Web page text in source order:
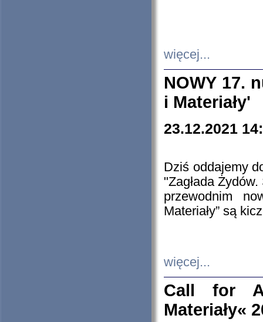
więcej...
NOWY 17.
i Materiały'
23.12.2021
Dziś oddajemy
"Zagłada
przewodnim
Materiały” są
więcej...
Call for
Materiały«